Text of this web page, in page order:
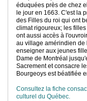
éduquées près de chez
le jour en 1663. C'est la
des Filles du roi qui ont
climat rigoureux; les
ont aussi accès à
au village amérindien de
enseigner aux jeunes
Dame de Montréal
Sacrement et consacre
Bourgeoys est béatifiée
Consultez la fiche
culturel du Québec.